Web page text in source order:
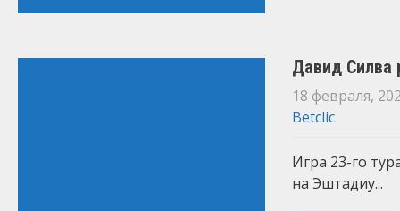
Давид Силва
18 февраля,
Betclic
Игра 23-го
на Эштадиу...